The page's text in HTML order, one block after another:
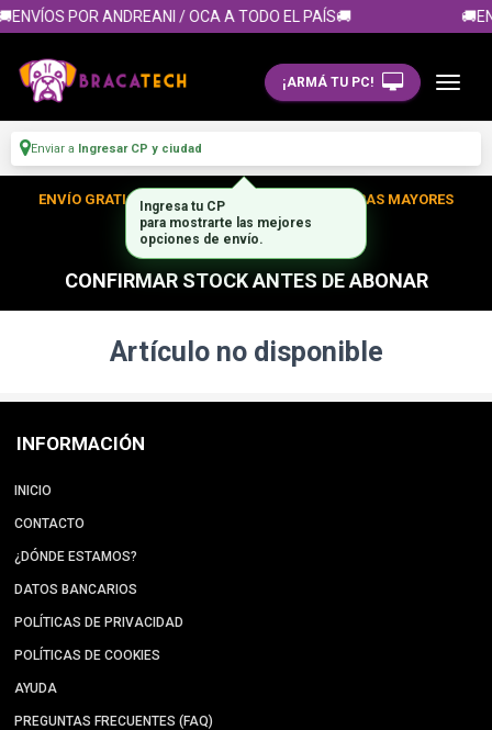
POR ANDREANI / OCA A TODO EL PAÍS🚚
¡ARMÁ TU PC!
Enviar a Ingresar CP y ciudad
ENVÍO GRATIS DENTRO DE CABA EN TUS COMPRAS MAYORES
A $300.000
CONFIRMAR STOCK ANTES DE ABONAR
Artículo no disponible
INFORMACIÓN
INICIO
CONTACTO
¿DÓNDE ESTAMOS?
DATOS BANCARIOS
POLÍTICAS DE PRIVACIDAD
POLÍTICAS DE COOKIES
AYUDA
PREGUNTAS FRECUENTES (FAQ)
Ingresa tu CP
para mostrarte las mejores
opciones de envío.